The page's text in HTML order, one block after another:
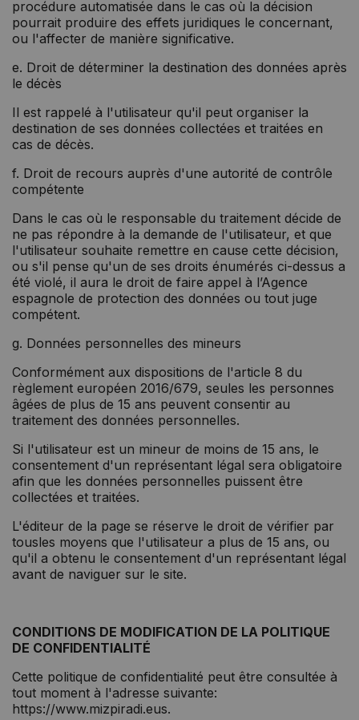
procédure automatisée dans le cas où la décision
pourrait produire des effets juridiques le concernant,
ou l'affecter de manière significative.
e. Droit de déterminer la destination des données après
le décès
Il est rappelé à l'utilisateur qu'il peut organiser la
destination de ses données collectées et traitées en
cas de décès.
f. Droit de recours auprès d'une autorité de contrôle
compétente
Dans le cas où le responsable du traitement décide de
ne pas répondre à la demande de l'utilisateur, et que
l'utilisateur souhaite remettre en cause cette décision,
ou s'il pense qu'un de ses droits énumérés ci-dessus a
été violé, il aura le droit de faire appel à l’Agence
espagnole de protection des données ou tout juge
compétent.
g. Données personnelles des mineurs
Conformément aux dispositions de l'article 8 du
règlement européen 2016/679, seules les personnes
âgées de plus de 15 ans peuvent consentir au
traitement des données personnelles.
Si l'utilisateur est un mineur de moins de 15 ans, le
consentement d'un représentant légal sera obligatoire
afin que les données personnelles puissent être
collectées et traitées.
L'éditeur de la page se réserve le droit de vérifier par
tousles moyens que l'utilisateur a plus de 15 ans, ou
qu'il a obtenu le consentement d'un représentant légal
avant de naviguer sur le site.
CONDITIONS DE MODIFICATION DE LA POLITIQUE
DE CONFIDENTIALITÉ
Cette politique de confidentialité peut être consultée à
tout moment à l'adresse suivante:
https://www.mizpiradi.eus.